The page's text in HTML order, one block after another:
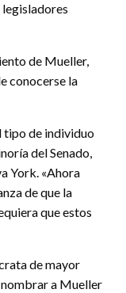
de Mueller,
conocerse la
tipo de individuo
del Senado,
York. «Ahora
de que la
que estos
de mayor
a Mueller